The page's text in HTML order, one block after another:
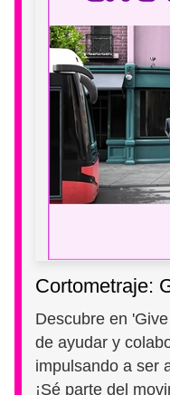
Cortometraje:
Descubre en
de ayudar y
impulsando a ser
¡Sé parte del